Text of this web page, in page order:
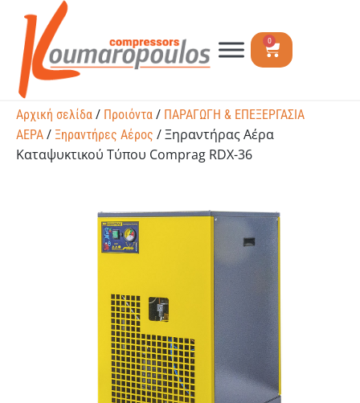
0
Αρχική σελίδα / Προιόντα / ΠΑΡΑΓΩΓΗ & ΕΠΕΞΕΡΓΑΣΙΑ
ΑΕΡΑ / Ξηραντήρες Αέρος / Ξηραντήρας Αέρα
Καταψυκτικού Τύπου Comprag RDX-36